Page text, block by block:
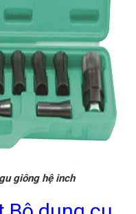
giông hệ inch